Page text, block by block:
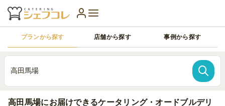
プランから探す 店舗から探す 事例から探す
高田馬場
高田馬場にお届けできるケータリング・オードブルデリ